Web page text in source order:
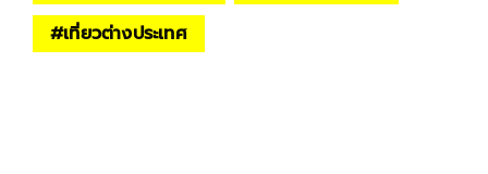
#เที่ยวต่างประเทศ